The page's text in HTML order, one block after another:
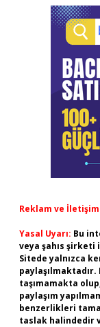
Reklam ve
Yasal Uyarı: Bu
veya şahıs şirketi
Sitede yalnızca
taşımamakta
paylaşım
benzerlikleri
taslak halindedir